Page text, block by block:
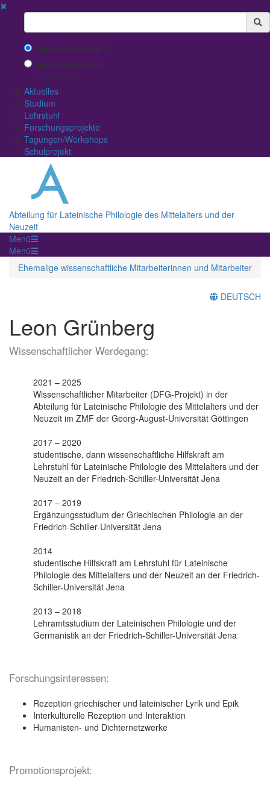
✖
Suchbegriff
Search with Google™
Use Internal Search
(limited result quality)
Aktuelles
Studium
Lehrstuhl
Forschungsprojekte
Tagungen/Workshops
Schulprojekt
Abteilung für Lateinische Philologie des Mittelalters und der
Neuzeit
Menü
Menü
Ehemalige wissenschaftliche Mitarbeiterinnen und Mitarbeiter
DEUTSCH
Leon Grünberg
Wissenschaftlicher Werdegang:
2021 – 2025
Wissenschaftlicher Mitarbeiter (DFG-Projekt) in der
Abteilung für Lateinische Philologie des Mittelalters und der
Neuzeit im ZMF der Georg-August-Universität Göttingen
2017 – 2020
studentische, dann wissenschaftliche Hilfskraft am
Lehrstuhl für Lateinische Philologie des Mittelalters und der
Neuzeit an der Friedrich-Schiller-Universität Jena
2017 – 2019
Ergänzungsstudium der Griechischen Philologie an der
Friedrich-Schiller-Universität Jena
2014
studentische Hilfskraft am Lehrstuhl für Lateinische
Philologie des Mittelalters und der Neuzeit an der Friedrich-
Schiller-Universität Jena
2013 – 2018
Lehramtsstudium der Lateinischen Philologie und der
Germanistik an der Friedrich-Schiller-Universität Jena
Forschungsinteressen:
Rezeption griechischer und lateinischer Lyrik und Epik
Interkulturelle Rezeption und Interaktion
Humanisten- und Dichternetzwerke
Promotionsprojekt: